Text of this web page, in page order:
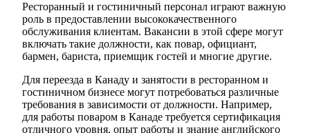
Ресторанный и гостиничный персонал играют важную
роль в предоставлении высококачественного
обслуживания клиентам. Вакансии в этой сфере могут
включать такие должности, как повар, официант,
бармен, бариста, приемщик гостей и многие другие.
Для переезда в Канаду и занятости в ресторанном и
гостиничном бизнесе могут потребоваться различные
требования в зависимости от должности. Например,
для работы поваром в Канаде требуется сертификация
отличного уровня, опыт работы и знание английского